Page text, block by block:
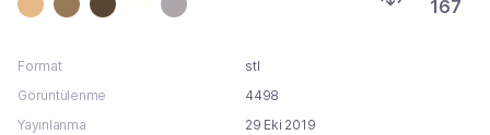
167
Format
stl
Görüntülenme
4498
Yayınlanma
29 Eki 2019